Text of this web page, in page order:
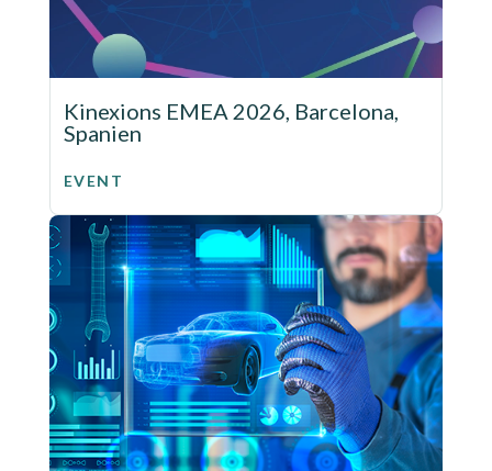
Kinexions EMEA 2026, Barcelona,
Spanien
EVENT